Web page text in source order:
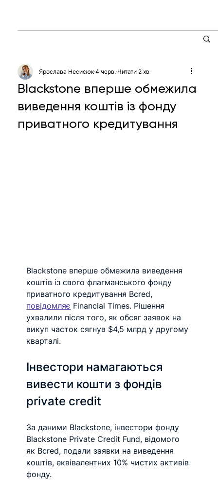
Blackstone вперше обмежила
виведення коштів із фонду
приватного кредитування
Ярослава Несисюк 4 черв. Читати 2 хв
Blackstone вперше обмежила виведення
коштів із свого флагманського фонду
приватного кредитування Bcred,
повідомляє Financial Times. Рішення
ухвалили після того, як обсяг заявок на
викуп часток сягнув $4,5 млрд у другому
кварталі.
Інвестори намагаються
вивести кошти з фондів
private credit
За даними Blackstone, інвестори фонду
Blackstone Private Credit Fund, відомого
як Bcred, подали заявки на виведення
коштів, еквівалентних 10% чистих активів
фонду.